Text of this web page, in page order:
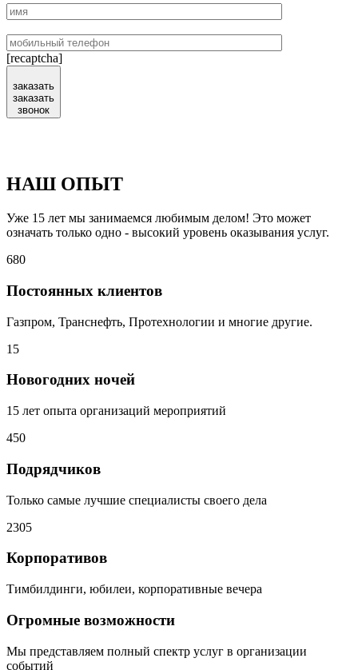
[recaptcha]
заказать
заказать
звонок
НАШ ОПЫТ
Уже 15 лет мы занимаемся любимым делом! Это может
означать только одно - высокий уровень оказывания услуг.
680
Постоянных клиентов
Газпром, Транснефть, Протехнологии и многие другие.
15
Новогодних ночей
15 лет опыта организаций мероприятий
450
Подрядчиков
Только самые лучшие специалисты своего дела
2305
Корпоративов
Тимбилдинги, юбилеи, корпоративные вечера
Огромные возможности
Мы представляем полный спектр услуг в организации
событий